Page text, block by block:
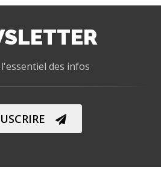
l'essentiel des infos